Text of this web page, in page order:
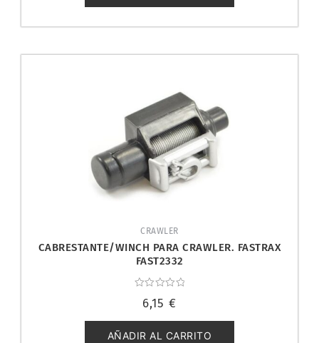
CRAWLER
CABRESTANTE/WINCH PARA CRAWLER. FASTRAX
FAST2332
con
de
5
6,15 €
AÑADIR AL CARRITO